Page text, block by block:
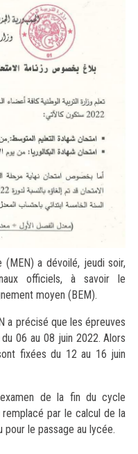
(MEN) a dévoilé, jeudi soir,
officiels, à savoir le
moyen (BEM).
a précisé que les épreuves
06 au 08 juin 2022. Alors
fixées du 12 au 16 juin
de la fin du cycle
par le calcul de la
pour le passage au lycée.